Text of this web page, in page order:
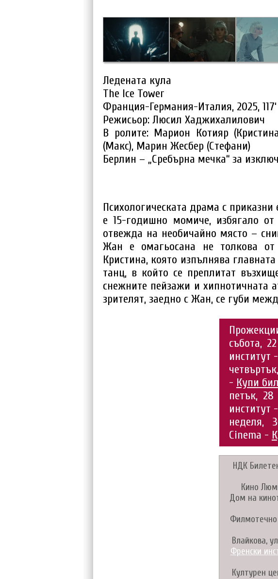
Ледената кула
The Ice Tower
Франция-Германия-Италия, 2025, 117‘
Режисьор: Люсил Хаджихалилович
В ролите: Марион Котияр
(Макс), Марин Жесбер (Стефани)
Берлин – „Сребърна мечка“ за
Психологическата драма с
е 15-годишно момиче, избягало
отвежда на необичайно място –
Жан е омагьосана не толкова от
Кристина, която изпълнява
танц, в който се преплитат
снежните пейзажи и хипнотичната
зрителят, заедно с Жан, се губи
събота,
институт -
- Купи
петък,
институт -
неделя,
Cinema -
НДК
Кино
Дом на
Филмотечно
Влайкова,
Френски
Културен